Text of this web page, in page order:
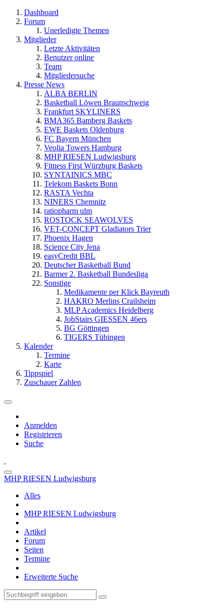
Dashboard
Forum
Unerledigte Themen
Mitglieder
Letzte Aktivitäten
Benutzer online
Team
Mitgliedersuche
Presse News
ALBA BERLIN
Basketball Löwen Braunschweig
Frankfurt SKYLINERS
BMA365 Bamberg Baskets
EWE Baskets Oldenburg
FC Bayern München
Veolia Towers Hamburg
MHP RIESEN Ludwigsburg
Fitness First Würzburg Baskets
SYNTAINICS MBC
Telekom Baskets Bonn
RASTA Vechta
NINERS Chemnitz
ratiopharm ulm
ROSTOCK SEAWOLVES
VET-CONCEPT Gladiators Trier
Phoenix Hagen
Science City Jena
easyCredit BBL
Deutscher Basketball Bund
Barmer 2. Basketball Bundesliga
Sonstige
Medikamente per Klick Bayreuth
HAKRO Merlins Crailsheim
MLP Academics Heidelberg
JobStairs GIESSEN 46ers
BG Göttingen
TIGERS Tübingen
Kalender
Termine
Karte
Tippspiel
Zuschauer Zahlen
Anmelden
Registrieren
Suche
MHP RIESEN Ludwigsburg
Alles
MHP RIESEN Ludwigsburg
Artikel
Forum
Seiten
Termine
Erweiterte Suche